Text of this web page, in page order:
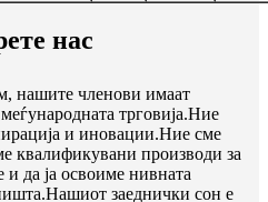
нас
нашите членови имаат
трговија.Ние
и иновации.Ние сме
квалификувани производи за
и да ја освоиме нивната
заеднички сон е